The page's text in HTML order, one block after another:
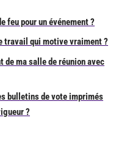
feu pour un événement ?
travail qui motive vraiment ?
de ma salle de réunion avec
bulletins de vote imprimés
?